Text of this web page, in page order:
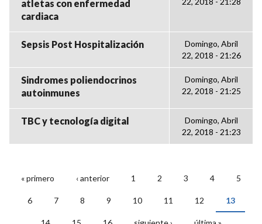
atletas con enfermedad
cardiaca
Sepsis Post Hospitalización
Domingo, Abril
22, 2018 - 21:26
Sindromes poliendocrinos
autoinmunes
Domingo, Abril
22, 2018 - 21:25
TBC y tecnología digital
Domingo, Abril
22, 2018 - 21:23
PÁGINAS
« primero ‹ anterior 1 2 3 4 5
6 7 8 9 10 11 12 13